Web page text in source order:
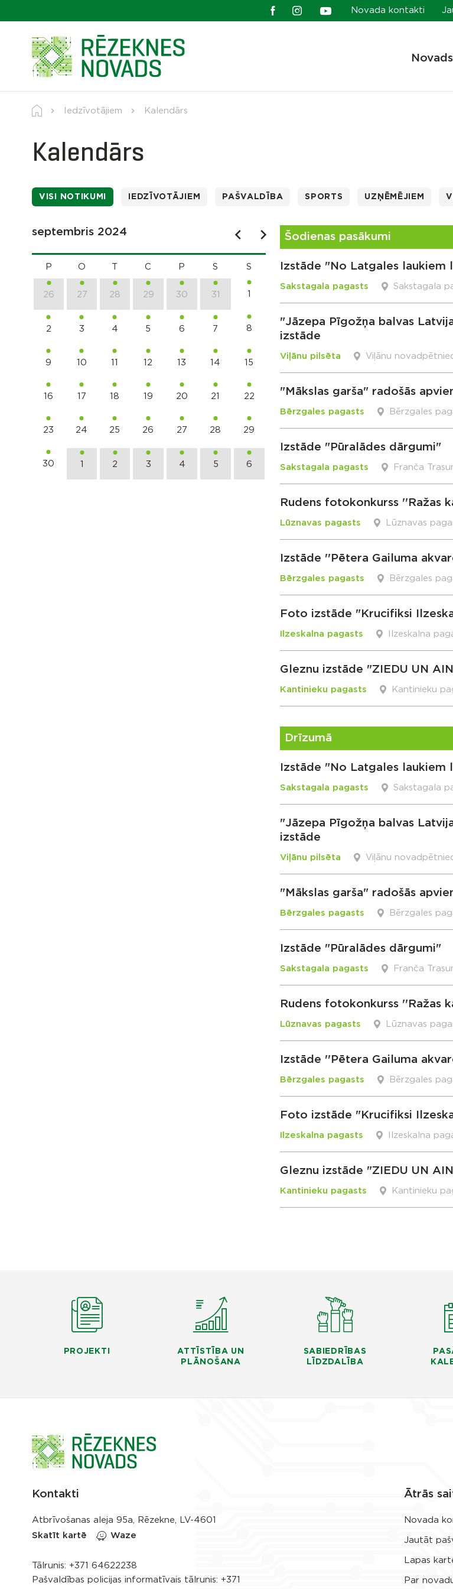
Novada kontakti
Novads
Iedzīvotājiem Kalendārs
Kalendārs
VISI NOTIKUMI IEDZĪVOTĀJIEM PAŠVALDĪBA SPORTS UZŅĒMĒJIEM
septembris 2024
P O C P S S
26 27 28 29 30 31 1
2 3 4 5 6 7 8
9 10 11 12 13 14 15
16 17 18 19 20 21 22
23 24 25 26 27 28 29
30 1 2 3 4 5 6
Šodienas pasākumi
Izstāde "No Latgales
Sakstagala pagasts Sakstagala
"Jāzepa Pīgožņa balvas
izstāde
Viļānu pilsēta Viļānu
"Mākslas garša" radošās
Bērzgales pagasts Bērzgales
Izstāde "Pūralādes dārgumi"
Sakstagala pagasts Franča
Rudens fotokonkurss ''Ražas
Lūznavas pagasts Lūznavas
Izstāde ''Pētera Gailuma
Bērzgales pagasts Bērzgales
Foto izstāde "Krucifiksi
Ilzeskalna pagasts Ilzeskalna
Gleznu izstāde "ZIEDU UN
Kantinieku pagasts Kantinieku
Drīzumā
Izstāde "No Latgales
Sakstagala pagasts Sakstagala
"Jāzepa Pīgožņa balvas
izstāde
Viļānu pilsēta Viļānu
"Mākslas garša" radošās
Bērzgales pagasts Bērzgales
Izstāde "Pūralādes dārgumi"
Sakstagala pagasts Franča
Rudens fotokonkurss ''Ražas
Lūznavas pagasts Lūznavas
Izstāde ''Pētera Gailuma
Bērzgales pagasts Bērzgales
Foto izstāde "Krucifiksi
Ilzeskalna pagasts Ilzeskalna
Gleznu izstāde "ZIEDU UN
Kantinieku pagasts Kantinieku
PROJEKTI
ATTĪSTĪBA UN
PLĀNOŠANA
SABIEDRĪBAS
LĪDZDALĪBA
Kontakti
Atbrīvošanas aleja 95a, Rēzekne, LV-4601
Skatīt kartē
Waze
Tālrunis: +371 64622238
Pašvaldības policijas informatīvais tālrunis: +371
Ātrās
Novada
Jautāt
Lapas
Par